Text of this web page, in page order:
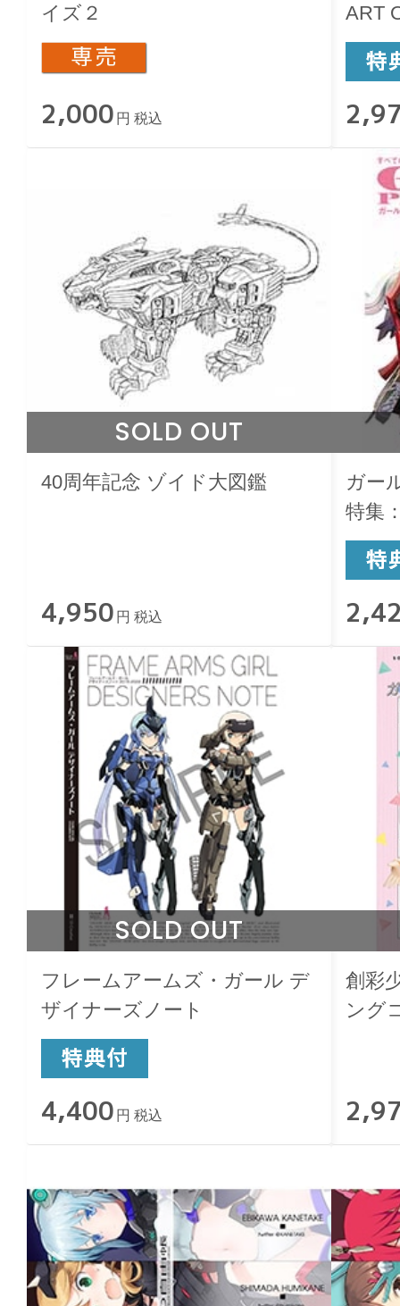
イズ２
2,000 円 税込
ART
SOLD OUT
40周年記念 ゾイド大図鑑
4,950 円 税込
ガー
特集
SOLD OUT
フレームアームズ・ガール デ
ザイナーズノート
4,400 円 税込
創彩
ング